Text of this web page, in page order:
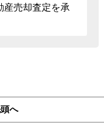
産売却査定を承
へ